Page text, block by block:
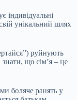
індивідуальні
унікальний шлях
руйнують
що сім’я – це
боляче ранять у